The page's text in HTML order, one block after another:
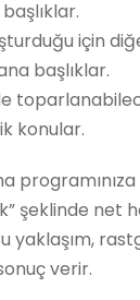
başlıklar.
için
başlıklar.
konular.
şeklinde net
yaklaşım,
verir.